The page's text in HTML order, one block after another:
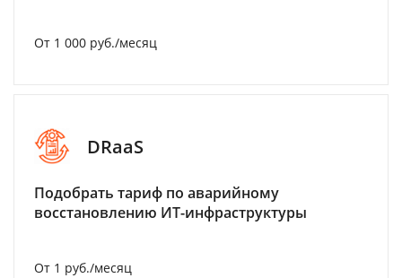
От 1 000 руб./месяц
DRaaS
Подобрать тариф по аварийному
восстановлению ИТ-инфраструктуры
От 1 руб./месяц